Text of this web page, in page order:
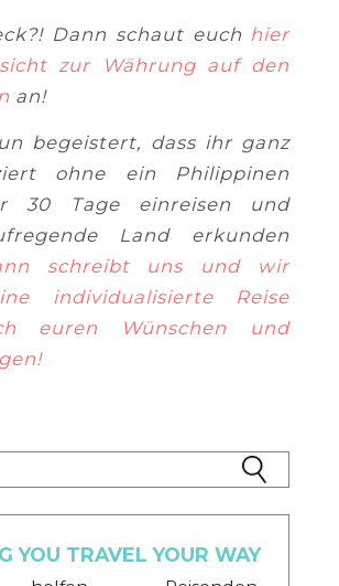
Dann schaut euch hier
zur Währung auf den
an!
begeistert, dass ihr ganz
ohne ein Philippinen
30 Tage einreisen und
Land erkunden
schreibt uns und wir
individualisierte Reise
euren Wünschen und
YOU TRAVEL YOUR WAY